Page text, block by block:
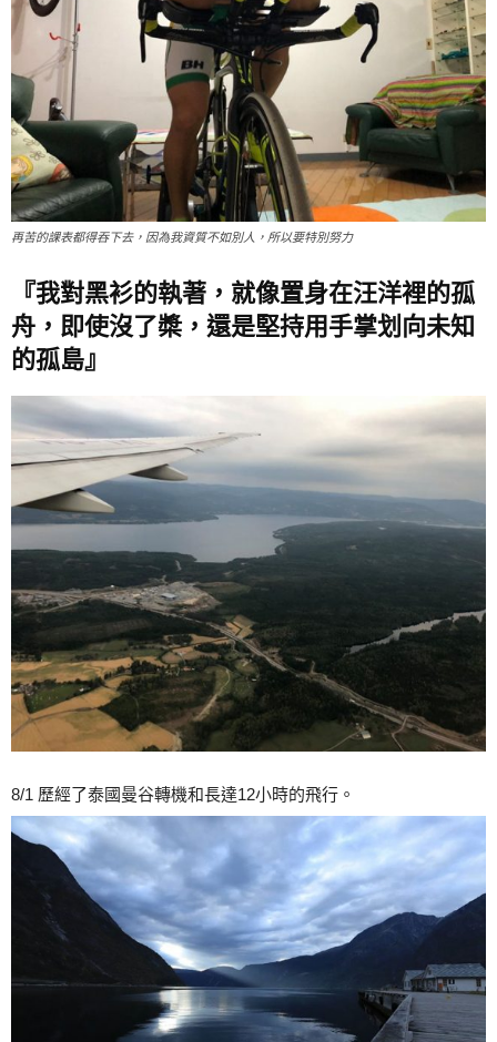
再苦的課表都得吞下去，因為我資質不如別人，所以要特別努力
『我對黑衫的執著，就像置身在汪洋裡的孤
舟，即使沒了槳，還是堅持用手掌划向未知
的孤島』
8/1 歷經了泰國曼谷轉機和長達12小時的飛行。